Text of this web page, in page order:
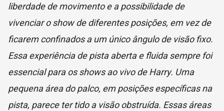
liberdade de movimento e a possibilidade de
vivenciar o show de diferentes posições, em vez de
ficarem confinados a um único ângulo de visão fixo.
Essa experiência de pista aberta e fluida sempre foi
essencial para os shows ao vivo de Harry. Uma
pequena área do palco, em posições específicas na
pista, parece ter tido a visão obstruída. Essas áreas